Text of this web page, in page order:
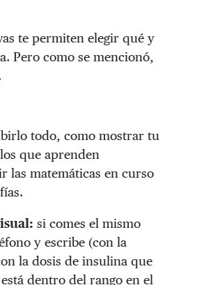
te permiten elegir qué y
Pero como se mencionó,
todo, como mostrar tu
que aprenden
las matemáticas en curso
si comes el mismo
y escribe (con la
la dosis de insulina que
dentro del rango en el